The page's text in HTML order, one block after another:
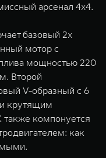
арсенал 4х4.
базовый 2х
мотор с
мощностью 220
Второй
V-образный с 6
крутящим
компонуется
как